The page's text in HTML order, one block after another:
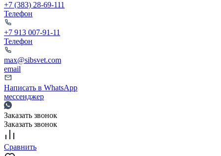
+7 (383) 28-69-111
Телефон
+7 913 007-91-11
Телефон
max@sibsvet.com
email
Написать в WhatsApp
мессенджер
Заказать звонок
Заказать звонок
Сравнить